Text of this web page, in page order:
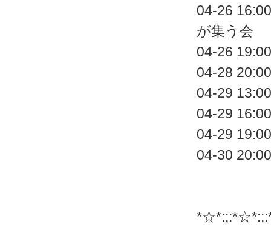
04-26
が集う会
04-26
04-28
04-29
04-29
04-29
04-30